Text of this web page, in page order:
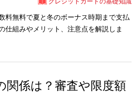
料無料で夏と冬のボーナス時期まで支払
仕組みやメリット、注意点を解説しま
関係は？審査や限度額